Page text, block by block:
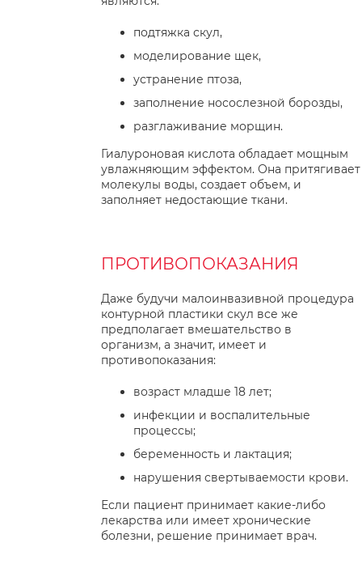
подтяжка скул,
моделирование щек,
устранение птоза,
заполнение носослезной борозды,
разглаживание морщин.
Гиалуроновая кислота обладает мощным
увлажняющим эффектом. Она притягивает
молекулы воды, создает объем, и
заполняет недостающие ткани.
ПРОТИВОПОКАЗАНИЯ
Даже будучи малоинвазивной процедура
контурной пластики скул все же
предполагает вмешательство в
организм, а значит, имеет и
противопоказания:
возраст младше 18 лет;
инфекции и воспалительные
процессы;
беременность и лактация;
нарушения свертываемости крови.
Если пациент принимает какие-либо
лекарства или имеет хронические
болезни, решение принимает врач.